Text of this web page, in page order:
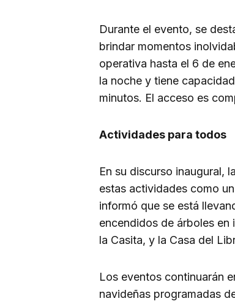
Durante el evento, se
brindar momentos
operativa hasta el 6 de
la noche y tiene
minutos. El acceso es
Actividades para todos
En su discurso inaugural,
estas actividades como
informó que se está
encendidos de árboles en
la Casita, y la Casa del
Los eventos continuarán
navideñas programadas